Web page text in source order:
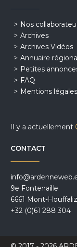
Nos
Archives
Archives Vidéos
Annuaire régional
Petites
FAQ
Mentions légales
Il y a actuellement
CONTACT
9e Fontenaille
6661 Mont-
+32 (0)61 288 304